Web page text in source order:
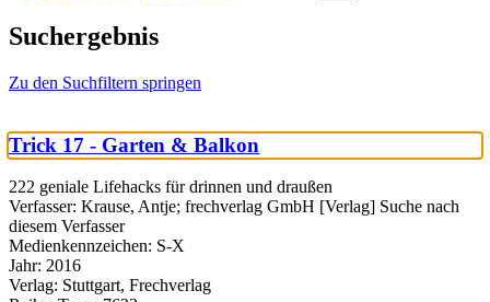
Suchergebnis
Zu den Suchfiltern springen
Trick 17 - Garten & Balkon
222 geniale Lifehacks für drinnen und draußen
Verfasser: Krause, Antje; frechverlag GmbH [Verlag] Suche nach
diesem Verfasser
Medienkennzeichen: S-X
Jahr: 2016
Verlag: Stuttgart, Frechverlag